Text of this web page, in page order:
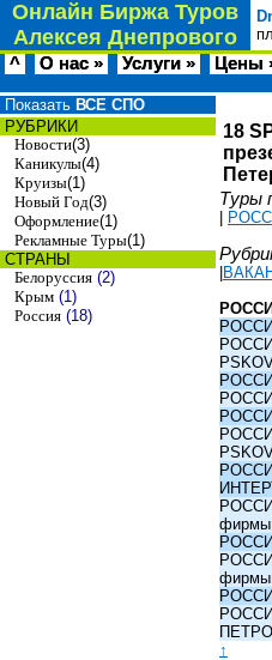
Онлайн Биржа Туров
Алексея Днепрового
^ О нас » Услуги » Цены
Показать ВСЕ СПО
РУБРИКИ
Новости(3)
Каникулы(4)
Круизы(1)
Новый Год(3)
Оформление(1)
Рекламные Туры(1)
СТРАНЫ
Белоруссия (2)
Крым (1)
Россия (18)
18
Туры
↑